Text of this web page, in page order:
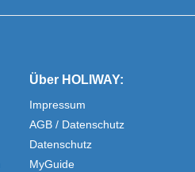
Über HOLIWAY:
Impressum
AGB / Datenschutz
Datenschutz
MyGuide